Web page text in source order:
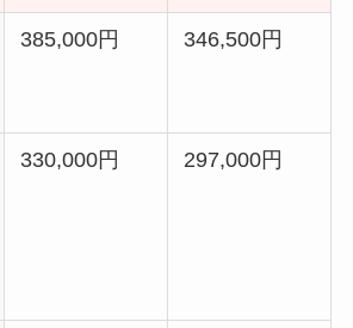
385,000円 346,500円
330,000円 297,000円